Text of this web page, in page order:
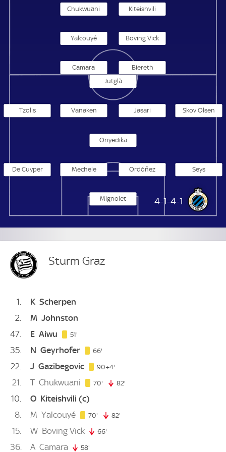
Chukwuani Kiteishvili
Yalcouyé Boving Vick
Camara Biereth
FC Brügge
4-1-4-1
Mignolet
Seys
Ordóñez
Mechele
De Cuyper
Onyedika
Skov Olsen
Jasari
Vanaken
Tzolis
Jutglà
Sturm Graz
1 K Scherpen
2
M Johnston
47
E Aiwu 51'
35 N Geyrhofer 66'
22 J Gazibegovic 90+4'
21 T Chukwuani 70' 70. minute
82'
10 O Kiteishvili (c)
8
M Yalcouyé 70' 70. minute
82'
15 W Boving Vick 66'
36 A Camara 58'